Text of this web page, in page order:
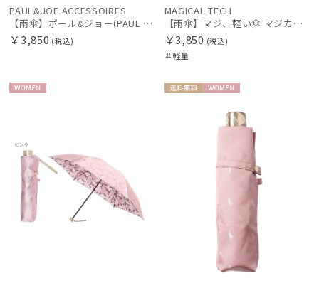
PAUL&JOE ACCESSOIRES
【雨傘】ポール&ジョー(PAUL & JOE ACCESSOIRES) クリザンテーム 折りたたみ傘 5段ミニ【公式ムーンバット】 レディース 花 UV加工 ポーチ スタイル グラス骨
￥3,850 (税込)
MAGICAL TECH
【雨傘】マジ、軽い傘 マジカルテック (MAGICAL TECH) フェザー【公式ムーンバット】 レディース メンズ ユニセックス 男女兼用 晴雨兼用 超軽量 UV
￥3,850 (税込)
＃軽量